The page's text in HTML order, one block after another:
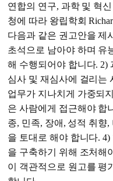
연합의 연구, 과학 및 혁신
청에 따라 왕립학회
다음과 같은 권고안을 제
초석으로 남아야 하며 유
해 수행되어야 합니다. 2)
심사 및 재심사에 걸리는
업무가 지나치게 가중되
은 사람에게 접근해야 합
종, 민족, 장애, 성적 취향
을 토대로 해야 합니다.
을 구축하기 위해 조처해
이 객관적으로 원고를 평